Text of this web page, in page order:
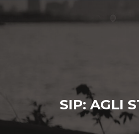
SIP: AGLI